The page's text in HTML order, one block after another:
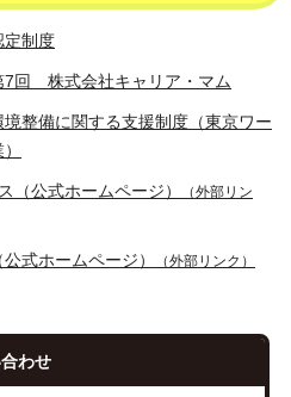
定制度
回 株式会社キャリア・マム
整備に関する支援制度（東京ワー
（公式ホームページ）
（外部リン
式ホームページ） （外部リンク）
わせ